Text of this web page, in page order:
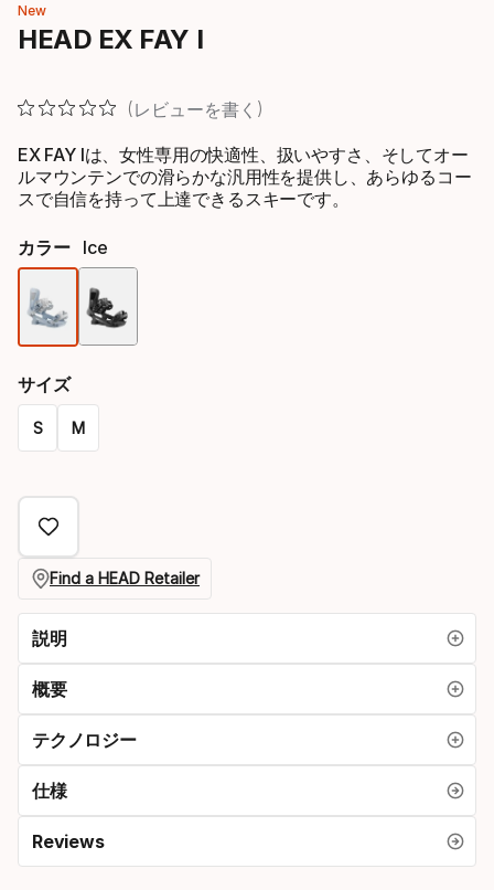
New
HEAD EX FAY I
レビューを書く
EX FAY Iは、女性専用の快適性、扱いやすさ、そしてオー
ルマウンテンでの滑らかな汎用性を提供し、あらゆるコー
スで自信を持って上達できるスキーです。
カラー Ice
サイズ
S M
オ
シ
ョ
ン
Find a HEAD Retailer
説明
概要
テクノロジー
仕様
Reviews